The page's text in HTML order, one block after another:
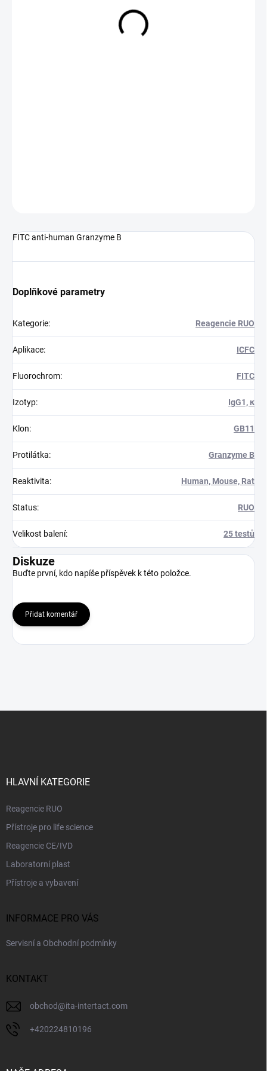
FITC anti-human Granzyme B
Doplňkové parametry
Kategorie: Reagencie RUO
Aplikace: ICFC
Fluorochrom: FITC
Izotyp: IgG1, κ
Klon: GB11
Protilátka: Granzyme B
Reaktivita: Human, Mouse, Rat
Status: RUO
Velikost balení: 25 testů
Diskuze
Buďte první, kdo napíše příspěvek k této položce.
Přidat komentář
HLAVNÍ KATEGORIE
Reagencie RUO
Přístroje pro life science
Reagencie CE/IVD
Laboratorní plast
Přístroje a vybavení
INFORMACE PRO VÁS
Servisní a Obchodní podmínky
KONTAKT
obchod@ita-intertact.com
+420224810196